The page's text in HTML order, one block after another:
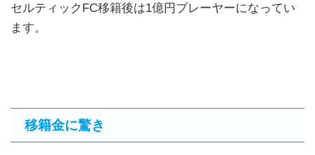
セルティックFC移籍後は1億円プレーヤーになってい
ます。
移籍金に驚き